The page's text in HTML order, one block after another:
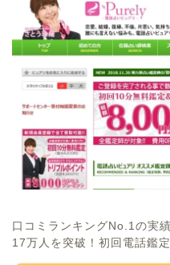
口コミランキングNo.1の実
17万人を突破！初回電話鑑